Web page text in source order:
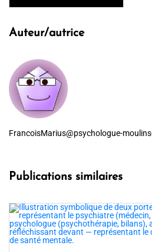
Auteur/autrice
FrancoisMarius@psychologue-
Publications similaires
Comment être bien seul